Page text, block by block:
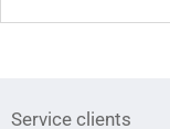
Service clients